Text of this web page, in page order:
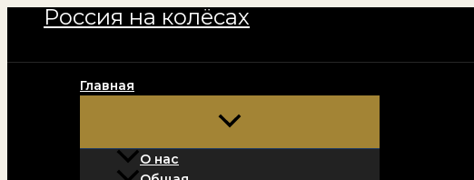
ПерейтиРоссия на колёсах
Главная
О нас